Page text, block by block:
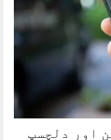
اور دلچسپ